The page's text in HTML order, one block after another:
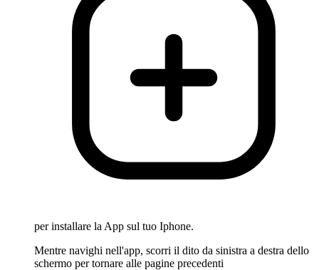
per installare la App sul tuo Iphone.
Mentre navighi nell'app, scorri il dito da sinistra a destra dello
schermo per tornare alle pagine precedenti